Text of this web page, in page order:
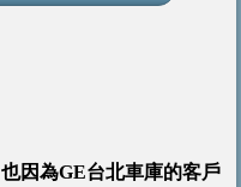
因為GE台北車庫的客戶